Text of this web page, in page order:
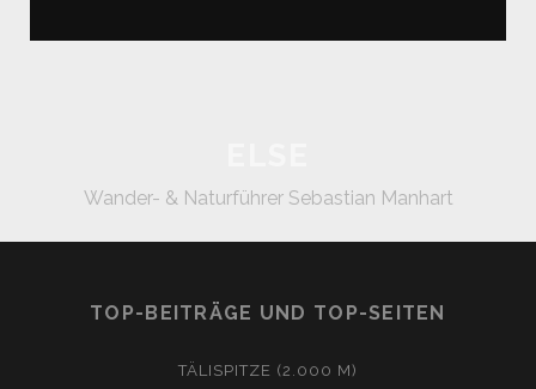
Wander- & Naturführer Sebastian Manhart
TOP-BEITRÄGE UND TOP-SEITEN
TÄLISPITZE (2.000 M)